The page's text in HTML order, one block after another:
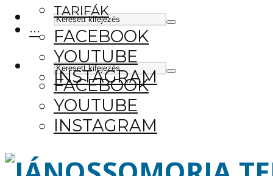
FACEBOOK
YOUTUBE
INSTAGRAM
TARIFÁK
···
FACEBOOK
YOUTUBE
INSTAGRAM